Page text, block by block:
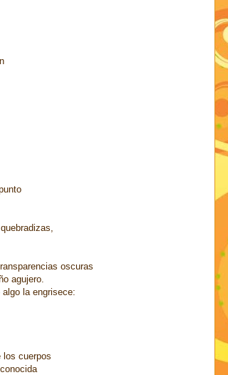
oscuras
agujero.
la engrisece:
los cuerpos